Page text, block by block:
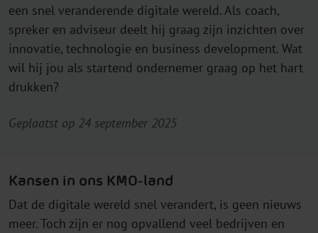
een snel veranderende digitale wereld. Als coach,
spreker en adviseur deelt hij graag zijn inzichten over
innovatie, technologie en business development. Wat
wil hij jou als startend ondernemer graag op het hart
drukken?
Geplaatst op 24 september 2025
Kansen in ons KMO-land
Dat de digitale wereld snel verandert, is geen nieuws
meer. Toch zijn er nog opvallend veel bedrijven en